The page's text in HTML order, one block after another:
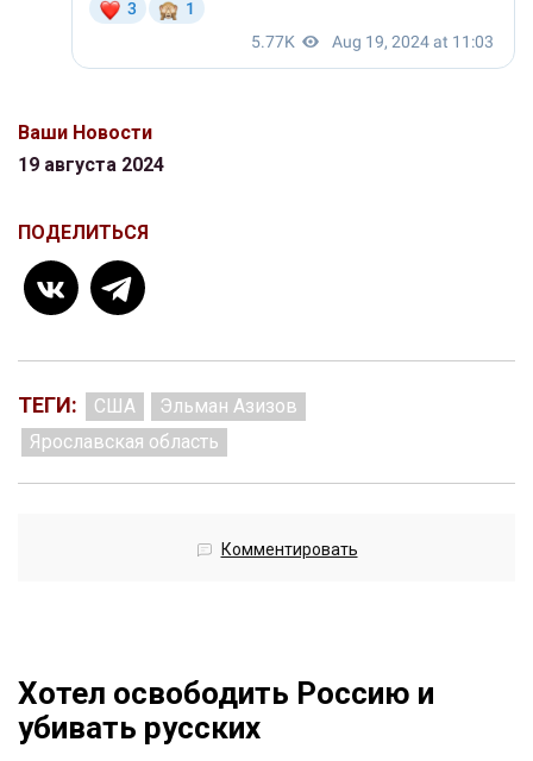
Ваши Новости
19 августа 2024
ПОДЕЛИТЬСЯ
ТЕГИ: США
Эльман Азизов
Ярославская область
Комментировать
Хотел освободить Россию и
убивать русских